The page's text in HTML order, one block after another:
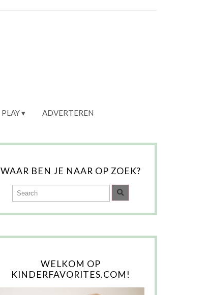
PLAY ADVERTEREN
WAAR BEN JE NAAR OP ZOEK?
WELKOM OP
KINDERFAVORITES.COM!